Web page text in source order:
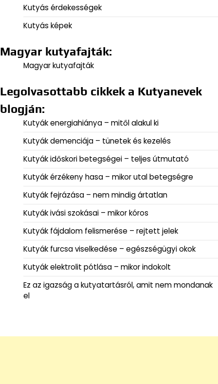
Kutyás érdekességek
Kutyás képek
Magyar kutyafajták:
Magyar kutyafajták
Legolvasottabb cikkek a Kutyanevek
blogján:
Kutyák energiahiánya – mitől alakul ki
Kutyák demenciája – tünetek és kezelés
Kutyák időskori betegségei – teljes útmutató
Kutyák érzékeny hasa – mikor utal betegségre
Kutyák fejrázása – nem mindig ártatlan
Kutyák ivási szokásai – mikor kóros
Kutyák fájdalom felismerése – rejtett jelek
Kutyák furcsa viselkedése – egészségügyi okok
Kutyák elektrolit pótlása – mikor indokolt
Ez az igazság a kutyatartásról, amit nem mondanak
el